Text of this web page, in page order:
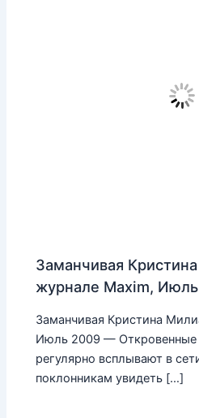
Заманчивая
журнале Maxim,
Заманчивая Кристина
Июль 2009 — Откровенные
регулярно всплывают в
поклонникам увидеть […]